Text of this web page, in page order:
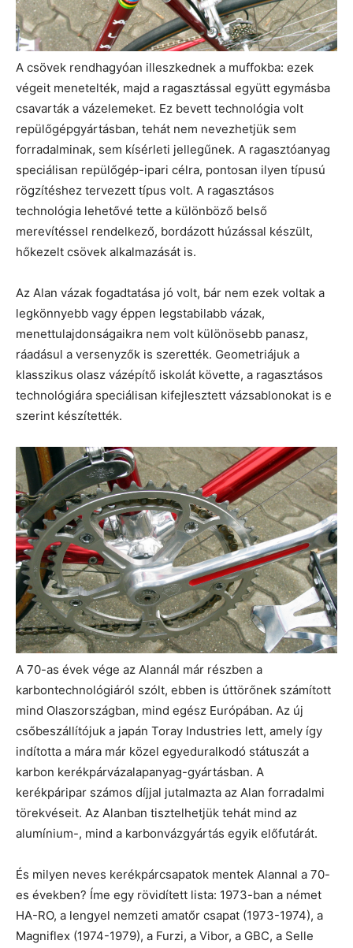
A csövek rendhagyóan illeszkednek a muffokba: ezek
végeit menetelték, majd a ragasztással együtt egymásba
csavarták a vázelemeket. Ez bevett technológia volt
repülőgépgyártásban, tehát nem nevezhetjük sem
forradalminak, sem kísérleti jellegűnek. A ragasztóanyag
speciálisan repülőgép-ipari célra, pontosan ilyen típusú
rögzítéshez tervezett típus volt. A ragasztásos
technológia lehetővé tette a különböző belső
merevítéssel rendelkező, bordázott húzással készült,
hőkezelt csövek alkalmazását is.
Az Alan vázak fogadtatása jó volt, bár nem ezek voltak a
legkönnyebb vagy éppen legstabilabb vázak,
menettulajdonságaikra nem volt különösebb panasz,
ráadásul a versenyzők is szerették. Geometriájuk a
klasszikus olasz vázépítő iskolát követte, a ragasztásos
technológiára speciálisan kifejlesztett vázsablonokat is e
szerint készítették.
A 70-as évek vége az Alannál már részben a
karbontechnológiáról szólt, ebben is úttörőnek számított
mind Olaszországban, mind egész Európában. Az új
csőbeszállítójuk a japán Toray Industries lett, amely így
indította a mára már közel egyeduralkodó státuszát a
karbon kerékpárvázalapanyag-gyártásban. A
kerékpáripar számos díjjal jutalmazta az Alan forradalmi
törekvéseit. Az Alanban tisztelhetjük tehát mind az
alumínium-, mind a karbonvázgyártás egyik előfutárát.
És milyen neves kerékpárcsapatok mentek Alannal a 70-
es években? Íme egy rövidített lista: 1973-ban a német
HA-RO, a lengyel nemzeti amatőr csapat (1973-1974), a
Magniflex (1974-1979), a Furzi, a Vibor, a GBC, a Selle